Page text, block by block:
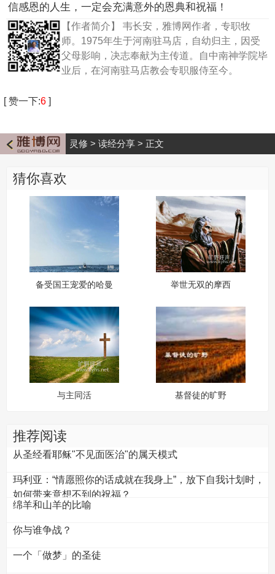
信感恩的人生，一定会充满意外的恩典和祝福！
【作者简介】
韦长安，雅博网作者，专职牧
师。1975年生于河南驻马店，自幼归主，因受
父母影响，决志奉献为主传道。自中南神学院毕
业后，在河南驻马店教会专职服侍至今。
[赞一下:6 ]
灵修 > 读经分享 > 正文
猜你喜欢
备受国王宠爱的哈曼
举世无双的摩西
与主同活 基督徒的旷野
推荐阅读
从圣经看耶稣"不见面医治"的属天模式
玛利亚：“情愿照你的话成就在我身上”，放下自我计划时，
如何带来意想不到的祝福？
绵羊和山羊的比喻
你与谁争战？
一个「做梦」的圣徒